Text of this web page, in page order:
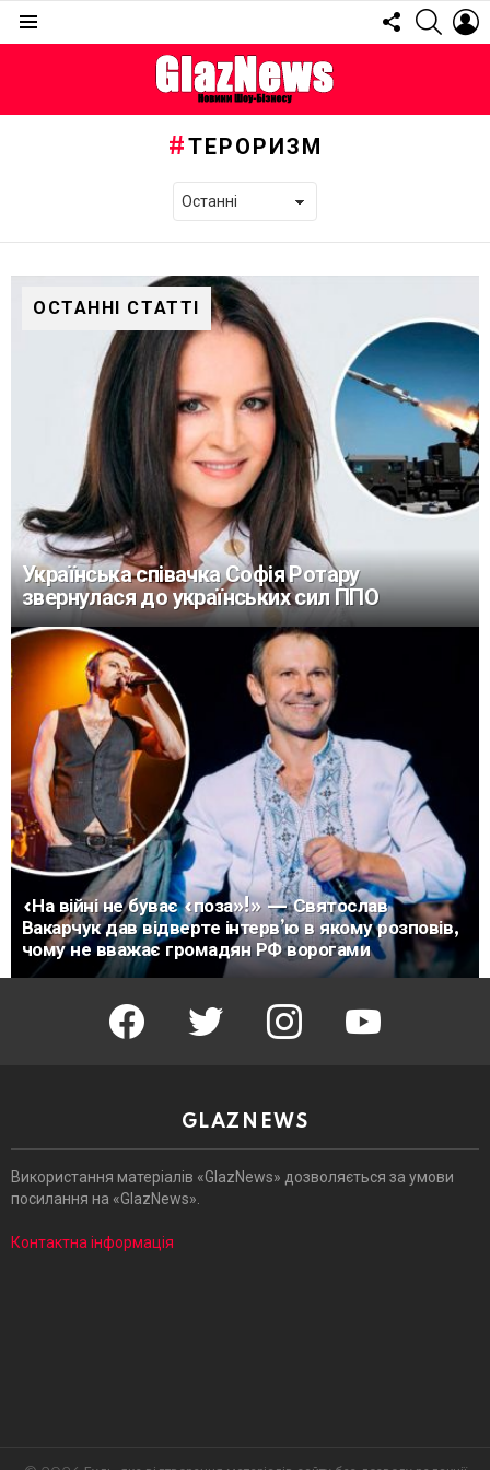
FOLLOW
US
ТЕРОРИЗМ
ОСТАННІ СТАТТІ
Українська співачка Софія Ротару
звернулася до українських сил ППО
«На війні не буває «поза»!» — Святослав
Вакарчук дав відверте інтерв’ю в якому розповів,
чому не вважає громадян РФ ворогами
facebook twitter instagram youtube
GLAZNEWS
Використання матеріалів «GlazNews» дозволяється за умови
посилання на «GlazNews».
Контактна інформація